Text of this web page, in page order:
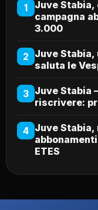
1
Juve
campagna
3.000
2 Juve
saluta le
3 Juve Stabia
riscrivere:
4 Juve
ETES